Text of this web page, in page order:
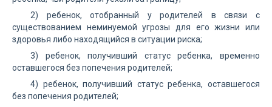
2) ребенок, отобранный у родителей в связи с
существованием неминуемой угрозы для его жизни или
здоровья либо находящийся в ситуации риска;
3) ребенок, получивший статус ребенка, временно
оставшегося без попечения родителей;
4) ребенок, получивший статус ребенка, оставшегося
без попечения родителей;